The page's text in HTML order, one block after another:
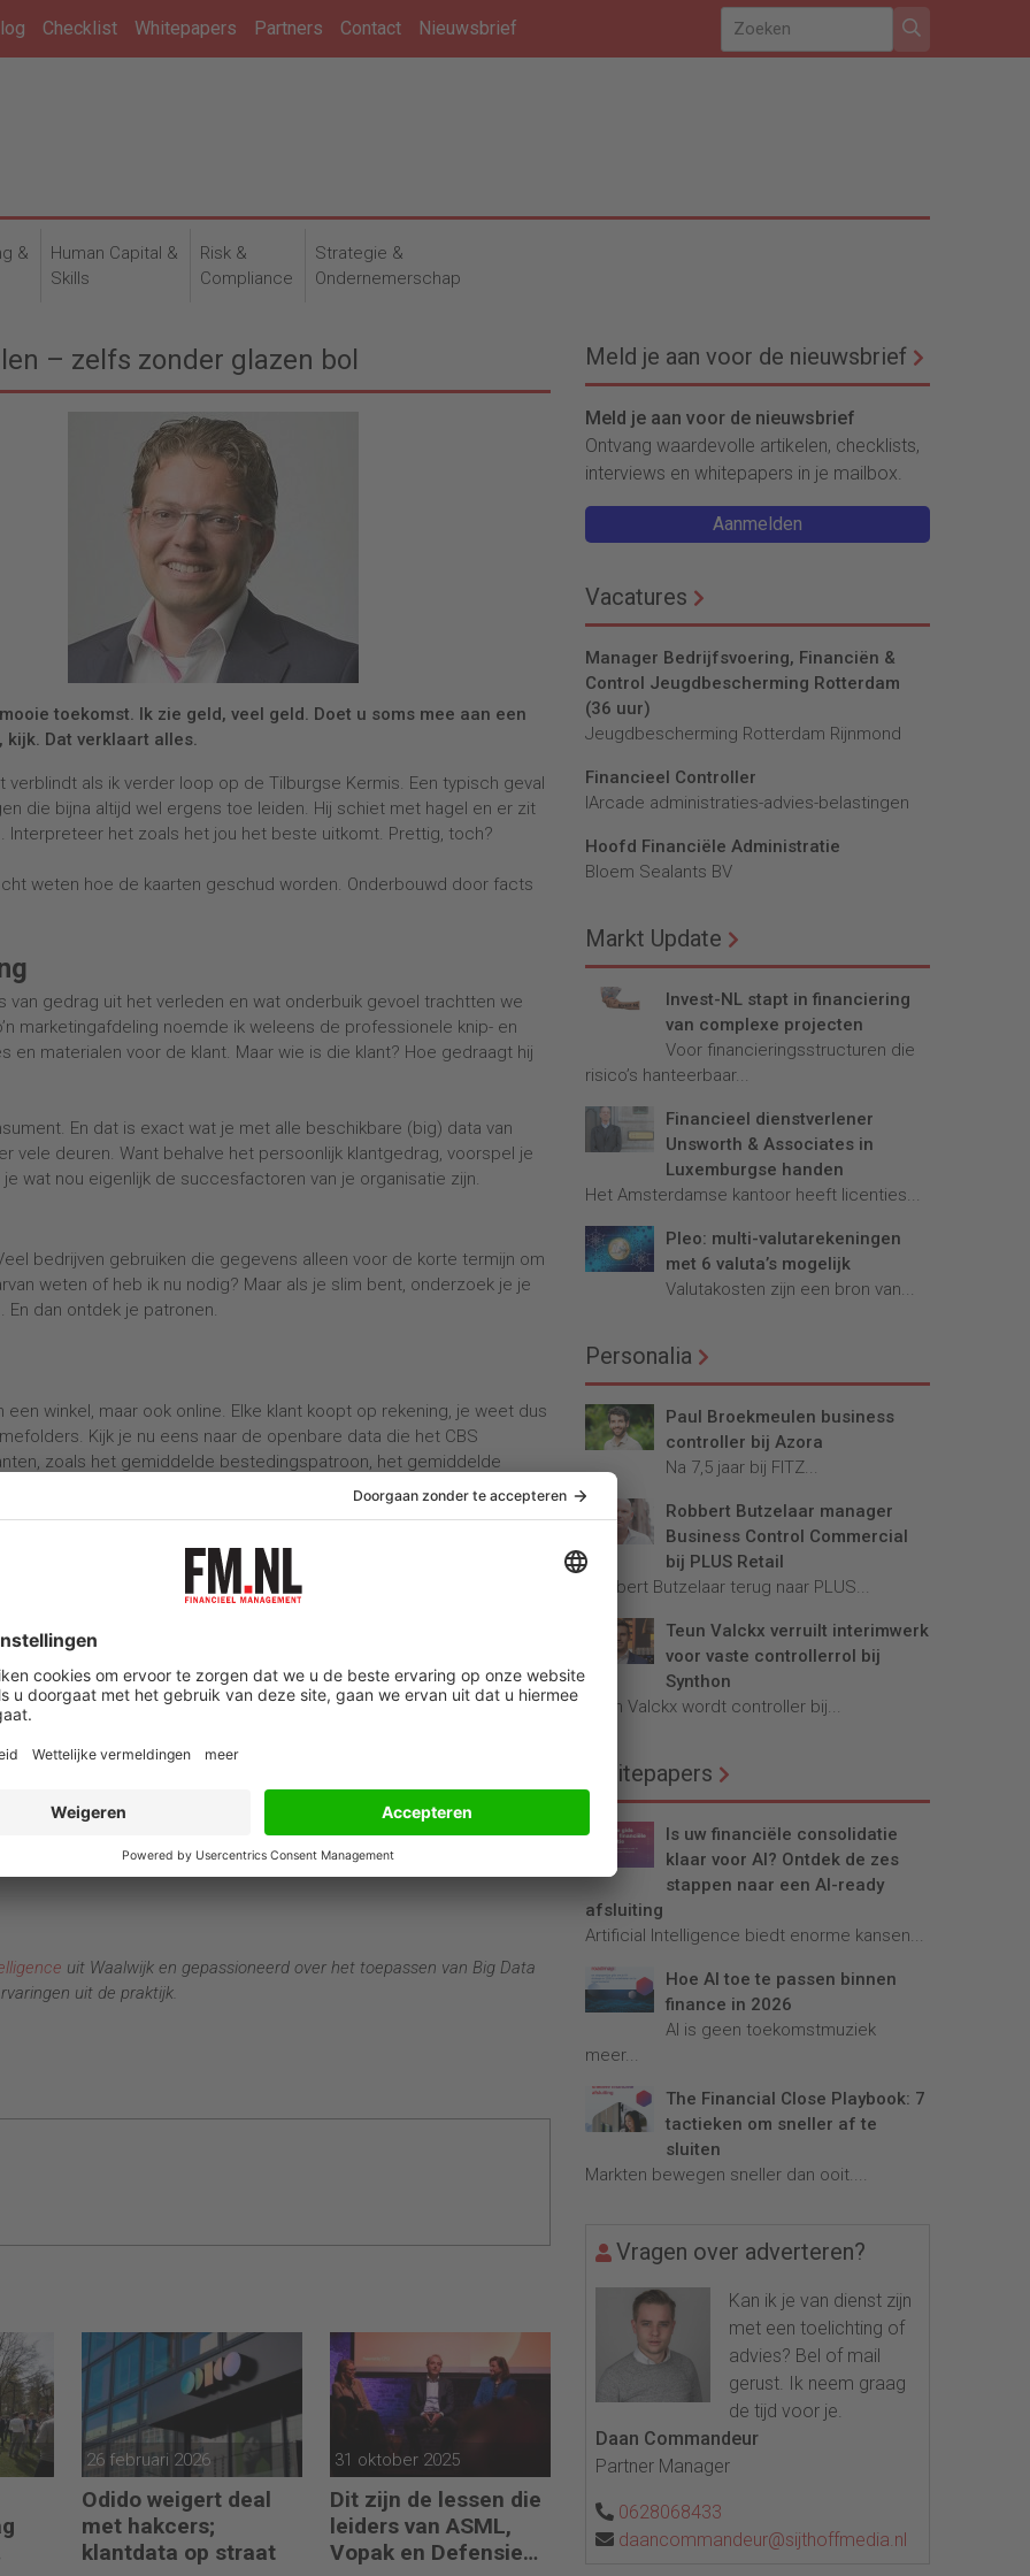
Checklist Whitepapers Partners Contact Nieuwsbrief
&
Human Capital &
Skills
Risk &
Compliance
Strategie &
Ondernemerschap
– zelfs zonder glazen bol
toekomst. Ik zie geld, veel geld. Doet u soms mee aan een
kijk. Dat verklaart alles.
als ik verder loop op de Tilburgse Kermis. Een typisch geval
die bijna altijd wel ergens toe leiden. Hij schiet met hagel en er zit
het zoals het jou het beste uitkomt. Prettig, toch?
weten hoe de kaarten geschud worden. Onderbouwd door facts
gedrag uit het verleden en wat onderbuik gevoel trachtten we
marketingafdeling noemde ik weleens de professionele knip- en
en materialen voor de klant. Maar wie is die klant? Hoe gedraagt hij
En dat is exact wat je met alle beschikbare (big) data van
vele deuren. Want behalve het persoonlijk klantgedrag, voorspel je
wat nou eigenlijk de succesfactoren van je organisatie zijn.
bedrijven gebruiken die gegevens alleen voor de korte termijn om
weten of heb ik nu nodig? Maar als je slim bent, onderzoek je je
dan ontdek je patronen.
winkel, maar ook online. Elke klant koopt op rekening, je weet dus
Kijk je nu eens naar de openbare data die het CBS
zoals het gemiddelde bestedingspatroon, het gemiddelde
reclame voeren in die wijken waar veel van je klanten wonen.
de interessantste vragen blijven onbeantwoord als de
presteren mijn winkels het beste? Aan welke knoppen
wat moeten we doen om het ziekteverzuim in onze organisatie
begrijp wat er gebeurt en voorspel zo het gedrag. Puur
niet de inzichten die het je oplevert. Je onderneemt slimmer,
om te zien of ik een patroon ontdek. Want waarom is het toch
uit Waalwijk en gepassioneerd over het toepassen van Big Data
uit de praktijk.
26 februari 2026
Odido weigert deal
met hakcers;
klantdata op straat
31 oktober 2025
Dit zijn de lessen die
leiders van ASML,
Vopak en Defensie
Meld je aan voor de nieuwsbrief
Meld je aan voor de nieuwsbrief
Ontvang waardevolle artikelen, checklists,
interviews en whitepapers in je mailbox.
Aanmelden
Vacatures
Manager Bedrijfsvoering, Financiën &
Control Jeugdbescherming Rotterdam
(36 uur)
Jeugdbescherming Rotterdam Rijnmond
Financieel Controller
lArcade administraties-advies-belastingen
Hoofd Financiële Administratie
Bloem Sealants BV
Markt Update
Invest-NL stapt in financiering
van complexe projecten
Voor financieringsstructuren die
risico’s hanteerbaar...
Financieel dienstverlener
Unsworth & Associates in
Luxemburgse handen
Het Amsterdamse kantoor heeft licenties...
Pleo: multi-valutarekeningen
met 6 valuta’s mogelijk
Valutakosten zijn een bron van...
Personalia
Paul Broekmeulen business
controller bij Azora
Na 7,5 jaar bij FITZ...
Robbert Butzelaar manager
Business Control Commercial
bij PLUS Retail
Robbert Butzelaar terug naar PLUS...
Teun Valckx verruilt interimwerk
voor vaste controllerrol bij
Synthon
Teun Valckx wordt controller bij...
Whitepapers
Is uw financiële consolidatie
klaar voor AI? Ontdek de zes
stappen naar een AI-ready
afsluiting
Artificial Intelligence biedt enorme kansen...
Hoe AI toe te passen binnen
finance in 2026
AI is geen toekomstmuziek
meer...
The Financial Close Playbook: 7
tactieken om sneller af te
sluiten
Markten bewegen sneller dan ooit....
Vragen over adverteren?
Kan ik je van dienst zijn
met een toelichting of
advies? Bel of mail
gerust. Ik neem graag
de tijd voor je.
Daan Commandeur
Partner Manager
0628068433
daancommandeur@sijthoffmedia.nl